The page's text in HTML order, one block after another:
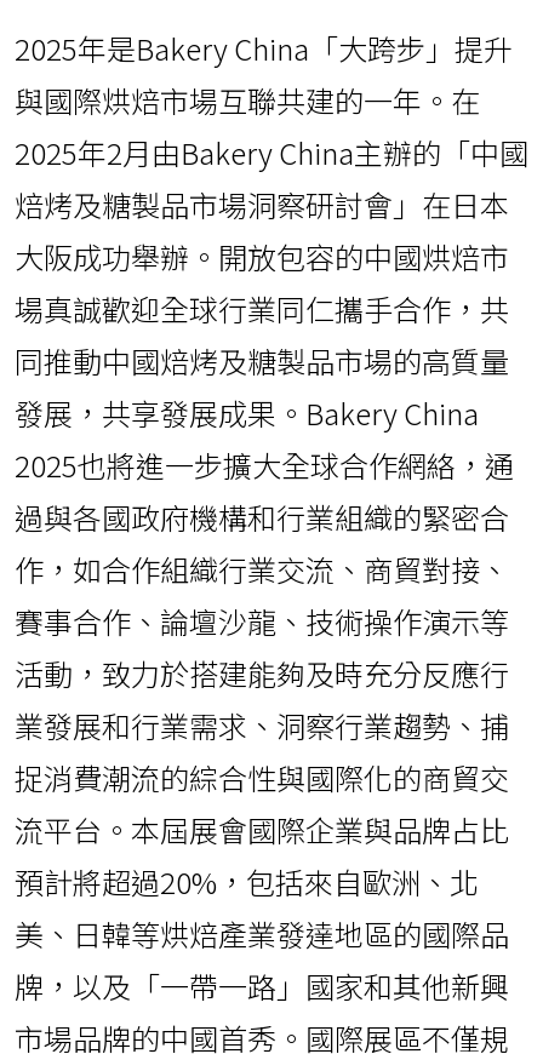
2025年是Bakery China「大跨步」提升
與國際烘焙市場互聯共建的一年。在
2025年2月由Bakery China主辦的「中國
焙烤及糖製品市場洞察研討會」在日本
大阪成功舉辦。開放包容的中國烘焙市
場真誠歡迎全球行業同仁攜手合作，共
同推動中國焙烤及糖製品市場的高質量
發展，共享發展成果。Bakery China
2025也將進一步擴大全球合作網絡，通
過與各國政府機構和行業組織的緊密合
作，如合作組織行業交流、商貿對接、
賽事合作、論壇沙龍、技術操作演示等
活動，致力於搭建能夠及時充分反應行
業發展和行業需求、洞察行業趨勢、捕
捉消費潮流的綜合性與國際化的商貿交
流平台。本屆展會國際企業與品牌占比
預計將超過20%，包括來自歐洲、北
美、日韓等烘焙產業發達地區的國際品
牌，以及「一帶一路」國家和其他新興
市場品牌的中國首秀。國際展區不僅規